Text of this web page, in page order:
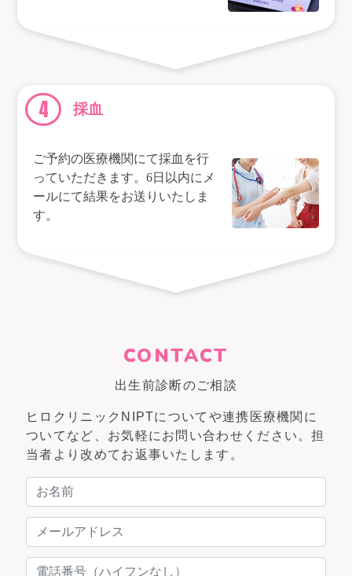
4 採血
ご予約の医療機関にて採血を行
っていただきます。6日以内にメ
ールにて結果をお送りいたしま
す。
CONTACT
出生前診断のご相談
ヒロクリニックNIPTについてや連携医療機関に
ついてなど、お気軽にお問い合わせください。担
当者より改めてお返事いたします。